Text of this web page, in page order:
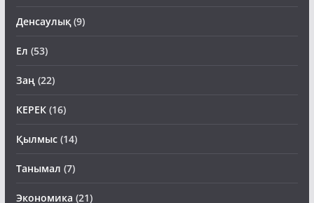
Денсаулық(9)
Ел (53)
Заң(22)
КЕРЕК(16)
Қылмыс(14)
Танымал (7)
Экономика (21)